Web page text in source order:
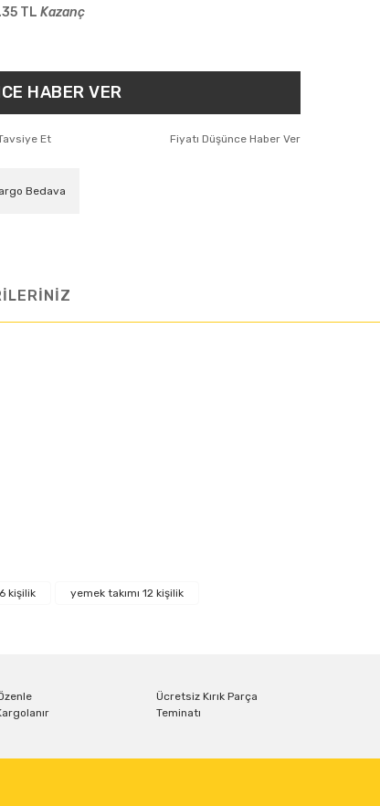
TL Kazanç
HABER VER
Et Fiyatı Düşünce Haber Ver
Bedava
kişilik yemek takımı 12 kişilik
Ücretsiz Kırık Parça
Teminatı